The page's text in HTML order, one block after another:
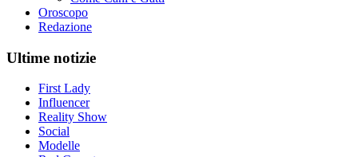
Oroscopo
Redazione
Ultime notizie
First Lady
Influencer
Reality Show
Social
Modelle